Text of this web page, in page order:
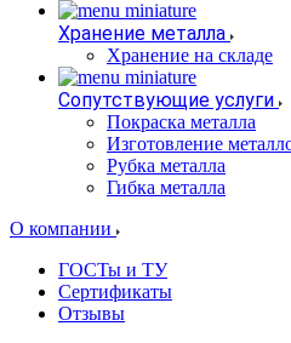
Хранение металла
Хранение на складе
Сопутствующие услуги
Покраска металла
Изготовление
Рубка металла
Гибка металла
О компании
ГОСТы и ТУ
Сертификаты
Отзывы